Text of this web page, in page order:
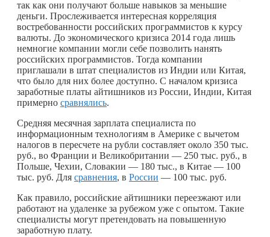
так как они получают больше навыков за меньшие
деньги. Прослеживается интересная корреляция
востребованности российских программистов к курсу
валюты. До экономического кризиса 2014 года лишь
немногие компании могли себе позволить нанять
российских программистов. Тогда компании
приглашали в штат специалистов из Индии или Китая,
что было для них более доступно. С началом кризиса
заработные платы айтишников из России, Индии, Китая
примерно сравнялись.
Средняя месячная зарплата специалиста по
информационным технологиям в Америке с вычетом
налогов в пересчете на рубли составляет около 350 тыс.
руб., во Франции и Великобритании — 250 тыс. руб., в
Польше, Чехии, Словакии — 180 тыс., в Китае — 100
тыс. руб. Для сравнения, в России — 100 тыс. руб.
Как правило, российские айтишники переезжают или
работают на удаленке за рубежом уже с опытом. Такие
специалисты могут претендовать на повышенную
заработную плату.